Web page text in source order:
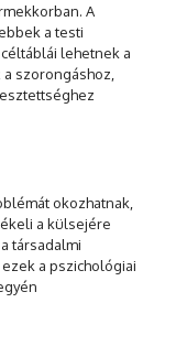
A
a testi
lehetnek a
szorongáshoz,
okozhatnak,
a külsejére
társadalmi
a pszichológiai